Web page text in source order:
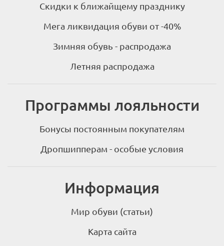
Скидки к ближайщему празднику
Мега ликвидация обуви от -40%
Зимняя обувь - распродажа
Летняя распродажа
Программы лояльности
Бонусы постоянным покупателям
Дропшипперам - особые условия
Информация
Мир обуви (статьи)
Карта сайта